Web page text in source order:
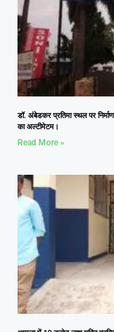
डॉ. अंबेडकर प्रतिमा स्थल पर
का अल्टीमेटम।
Read More »